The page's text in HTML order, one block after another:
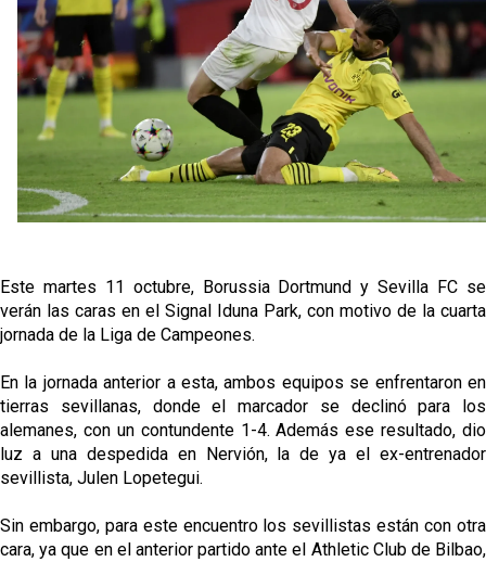
El Sevilla Juvenil A última detalles en Canarias para
su debut en la Cantalejo Province Cup
La cita ante el Espanyol a domicilio ya tiene horario
El dato que destaca a Agoumé entre las cinco
grandes ligas
Juanlu de vuelta a Sevilla para cerrar su fichaje a la
Este martes 11 octubre, Borussia Dortmund y Sevilla FC se
verán las caras en el Signal Iduna Park, con motivo de la cuarta
jornada de la Liga de Campeones.
En la jornada anterior a esta, ambos equipos se enfrentaron en
tierras sevillanas, donde el marcador se declinó para los
alemanes, con un contundente 1-4. Además ese resultado, dio
luz a una despedida en Nervión, la de ya el ex-entrenador
sevillista, Julen Lopetegui.
Sin embargo, para este encuentro los sevillistas están con otra
cara, ya que en el anterior partido ante el Athletic Club de Bilbao,